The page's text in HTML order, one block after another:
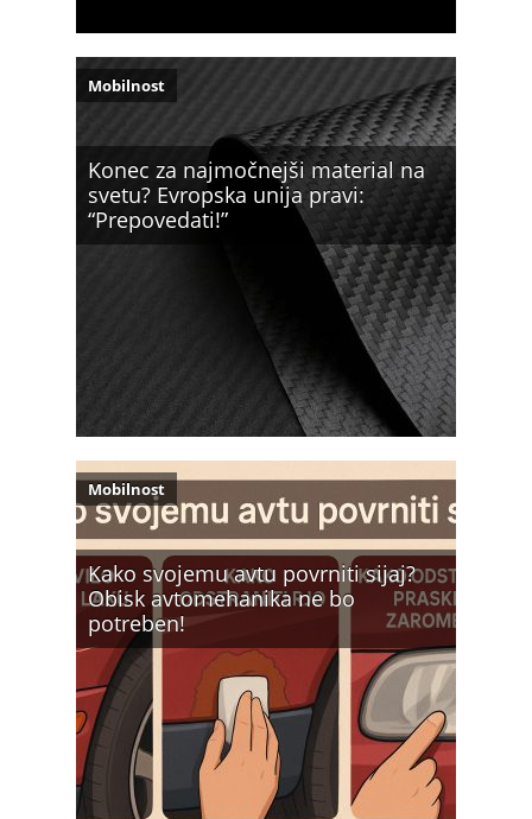
Konec za najmočnejši material na
svetu? Evropska unija pravi:
“Prepovedati!”
Mobilnost
Kako svojemu avtu povrniti sijaj?
Obisk avtomehanika ne bo
potreben!
Mobilnost